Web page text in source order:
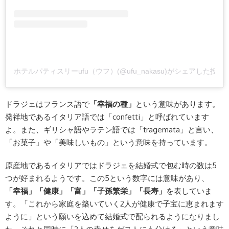
ホテルパティスリーufu（ウフ）(@ufu_nakasu)がシェアした投稿
ドラジェはフランス語で 「幸福の種」 という意味があります。
発祥地であるイタリア語では「confetti」と呼ばれています
よ。また、ギリシャ語やラテン語では「tragemata」と言い、
「お菓子」や「美味しいもの」という意味を持っています。
原産地であるイタリアではドラジェを結婚式で包む時の数は5
つが好まれるようです。この5という数字には意味があり、
「幸福」「健康」「富」「子孫繁栄」「長寿」 を表していま
す。「これから家庭を築いていく2人が健康で子宝に恵まれます
ように」という願いを込めて結婚式で配られるようになりまし